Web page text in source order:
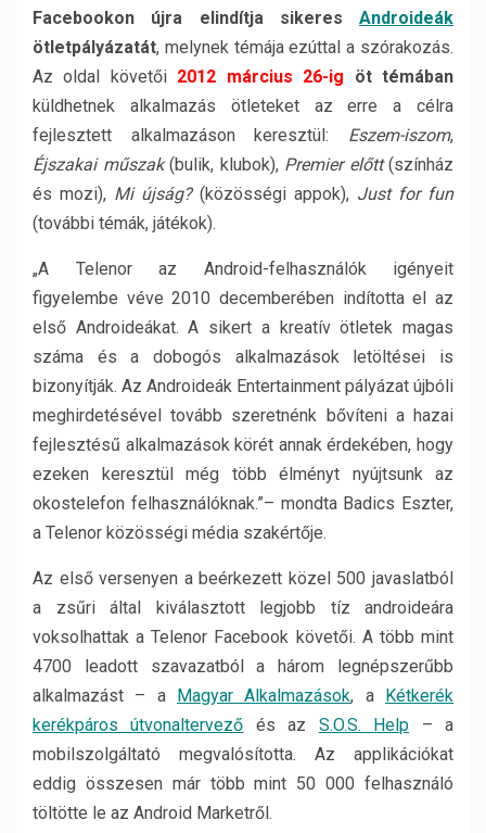
Facebookon újra elindítja sikeres Androideák
ötletpályázatát, melynek témája ezúttal a szórakozás.
Az oldal követői 2012 március 26-ig
öt témában
küldhetnek alkalmazás ötleteket az erre a célra
fejlesztett alkalmazáson keresztül: Eszem-iszom,
Éjszakai műszak(bulik, klubok), Premier előtt(színház
és mozi), Mi újság?(közösségi appok), Just for fun
(további témák, játékok).
„A Telenor az Android-felhasználók igényeit
figyelembe véve 2010 decemberében indította el az
első Androideákat. A sikert a kreatív ötletek magas
száma és a dobogós alkalmazások letöltései is
bizonyítják. Az Androideák Entertainment pályázat újbóli
meghirdetésével tovább szeretnénk bővíteni a hazai
fejlesztésű alkalmazások körét annak érdekében, hogy
ezeken keresztül még több élményt nyújtsunk az
okostelefon felhasználóknak.”– mondta Badics Eszter,
a Telenor közösségi média szakértője.
Az első versenyen a beérkezett közel 500 javaslatból
a zsűri által kiválasztott legjobb tíz androideára
voksolhattak a Telenor Facebook követői. A több mint
4700 leadott szavazatból a három legnépszerűbb
alkalmazást – a Magyar Alkalmazások, a Kétkerék
kerékpáros útvonaltervező és az S.O.S. Help – a
mobilszolgáltató megvalósította. Az applikációkat
eddig összesen már több mint 50 000 felhasználó
töltötte le az Android Marketről.